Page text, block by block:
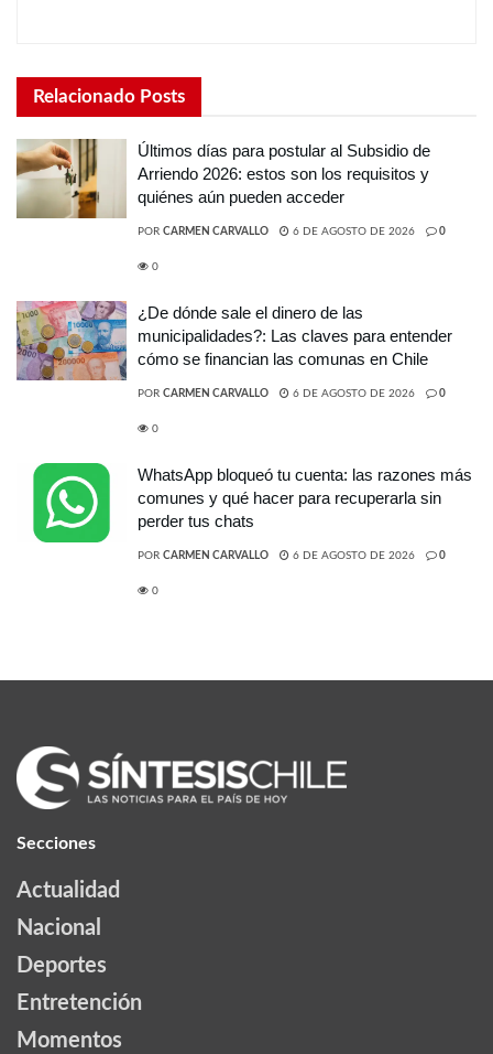
Relacionado Posts
Últimos días para postular al Subsidio de
Arriendo 2026: estos son los requisitos y
quiénes aún pueden acceder
POR CARMEN CARVALLO 6 DE AGOSTO DE 2026 0
0
¿De dónde sale el dinero de las
municipalidades?: Las claves para entender
cómo se financian las comunas en Chile
POR CARMEN CARVALLO 6 DE AGOSTO DE 2026 0
0
WhatsApp bloqueó tu cuenta: las razones más
comunes y qué hacer para recuperarla sin
perder tus chats
POR CARMEN CARVALLO 6 DE AGOSTO DE 2026 0
0
Secciones
Actualidad
Nacional
Deportes
Entretención
Momentos